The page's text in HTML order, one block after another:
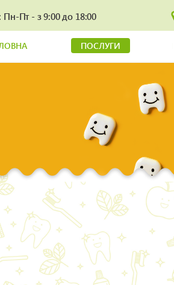
Пт - з 9:00 до 18:00
ПОСЛУГИ